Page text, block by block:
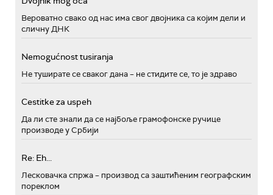
Вероватно свако од нас има свог двојника са којим дели и
сличну ДНК
Nemogućnost tusiranja
Не туширате се сваког дана – не стидите се, то је здраво
Cestitke za uspeh
Да ли сте знали да се најбоље грамофонске ручице
производе у Србији
Re: Eh...
Лесковачка спржа – производ са заштићеним географским
пореклом